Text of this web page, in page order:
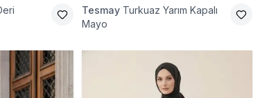
Tesmay Turkuaz Yarım Kapalı
Mayo